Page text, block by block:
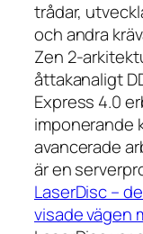
trådar,
och andra
Zen 2-
åttakanaligt
Express 4.0
imponerande
avancerade
är en
LaserDisc –
visade vägen